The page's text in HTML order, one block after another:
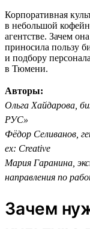
Корпоративная
в небольшой
агентстве. Зачем
приносила пользу
и подбору
в Тюмени.
Авторы:
Ольга Хайдарова,
РУС»
Фёдор Селиванов,
ex: Creative
Мария Гаранина,
направления по
Зачем